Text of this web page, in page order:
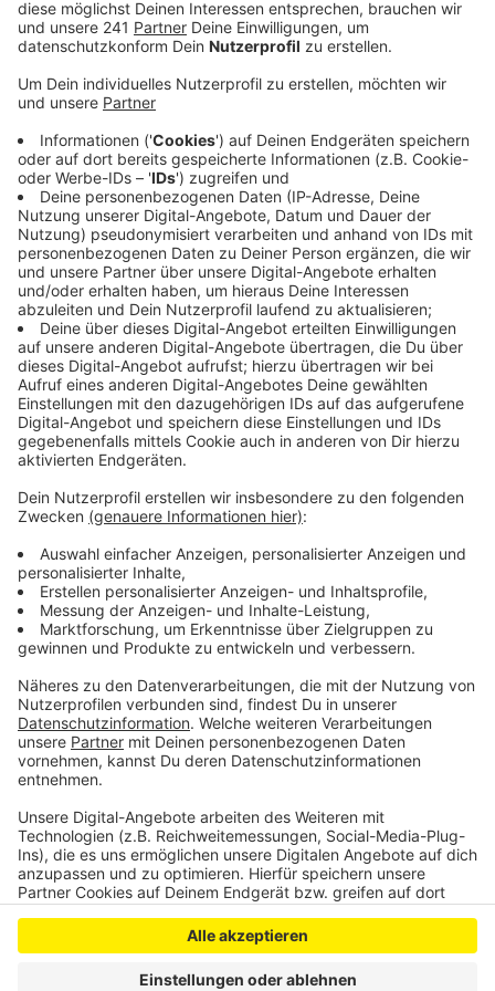
Anzeige
erreichen und diese dann für ihre Zwecke
ausnutzen.
Veröffentlicht: Dienstag, 17.12.2024 16:48
Anzeige
Im konkreten Fall war die Bergneustädterin am
Montagmittag von einer Frau angerufen worden, die
sich als ihre Tochter ausgab und erzählte einen
schweren Verkehrsunfall verursacht zu haben.
Anschließend verlangte ein angeblicher Richter eine
Kaution, um die Tochter wieder freilassen zu können.
Die Seniorin ließ sich auf eine Geldübergabe in
Bergisch Gladbach-Bensberg ein und übergab einer
Abholerin einen mittleren fünfstelligen Betrag.
Die Polizei bittet jetzt um Hinweise aus der
Bevölkerung, um die Abholerin zu fassen. Sie war um
die 1,70 m groß, um die 30 Jahre alt und schlank. Sie
hatte dunkle, nach hinten gekämmte Haare, trug einen
dunklen langen Mantel und sprach akzentfreies
Deutsch.
Anzeige
Anzeige